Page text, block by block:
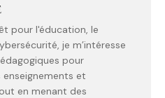
pour l'éducation, le
je m’intéresse
pour
enseignements et
en menant des